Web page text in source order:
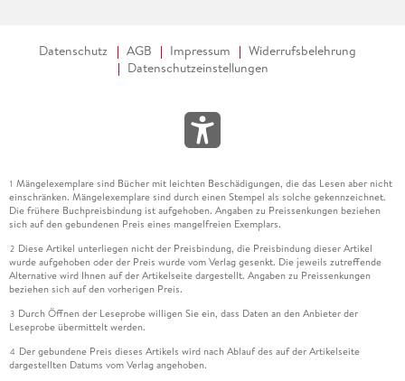
Datenschutz AGB Impressum
Widerrufsbelehrung
Datenschutzeinstellungen
1 Mängelexemplare sind Bücher mit leichten Beschädigungen, die das Lesen aber nicht
einschränken. Mängelexemplare sind durch einen Stempel als solche gekennzeichnet.
Die frühere Buchpreisbindung ist aufgehoben. Angaben zu Preissenkungen beziehen
sich auf den gebundenen Preis eines mangelfreien Exemplars.
2 Diese Artikel unterliegen nicht der Preisbindung, die Preisbindung dieser Artikel
wurde aufgehoben oder der Preis wurde vom Verlag gesenkt. Die jeweils zutreffende
Alternative wird Ihnen auf der Artikelseite dargestellt. Angaben zu Preissenkungen
beziehen sich auf den vorherigen Preis.
3 Durch Öffnen der Leseprobe willigen Sie ein, dass Daten an den Anbieter der
Leseprobe übermittelt werden.
4 Der gebundene Preis dieses Artikels wird nach Ablauf des auf der Artikelseite
dargestellten Datums vom Verlag angehoben.